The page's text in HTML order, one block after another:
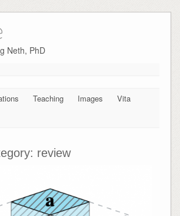
Neth, PhD
Teaching Images
Vita
review